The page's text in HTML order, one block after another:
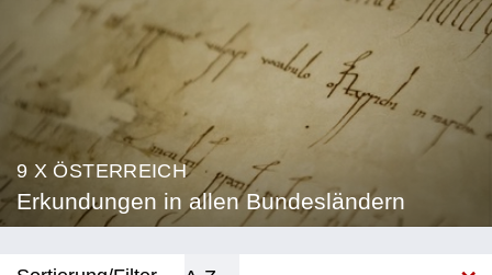
9 X ÖSTERREICH
Erkundungen in allen Bundesländern